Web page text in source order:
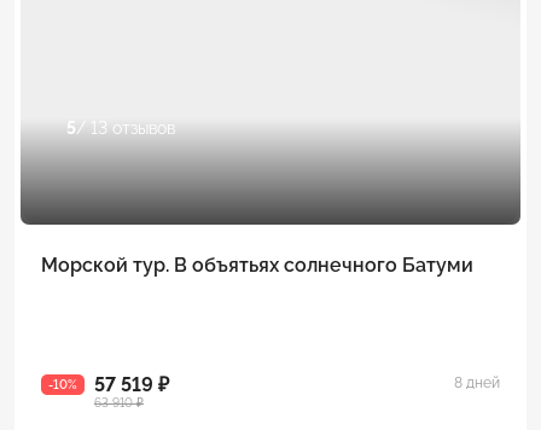
5/ 13 отзывов
Морской тур. В объятьях солнечного Батуми
-10% 57 519 ₽
63 910 ₽
8 дней